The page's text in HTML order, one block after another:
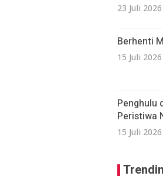
23 Juli
Berhenti
15 Juli
Penghulu
Peristiwa
15 Juli